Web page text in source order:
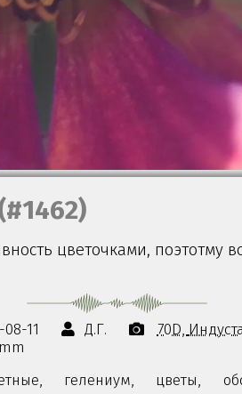
цветочками, поэтотму
08-11 Д.Г. 70D
гелениум, цветы,